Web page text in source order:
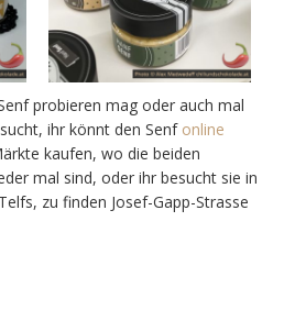
probieren mag oder auch mal
ihr könnt den Senf online
kaufen, wo die beiden
mal sind, oder ihr besucht sie in
zu finden Josef-Gapp-Strasse